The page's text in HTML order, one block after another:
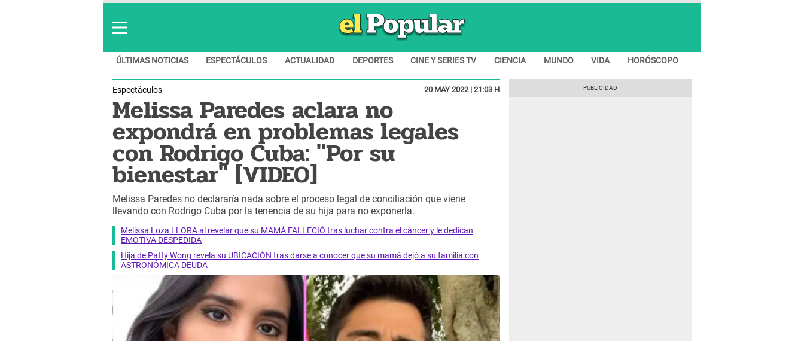
ÚLTIMAS NOTICIAS ESPECTÁCULOS ACTUALIDAD DEPORTES CINE Y SERIES TV CIENCIA MUNDO VIDA HORÓSCOPO
Espectáculos 20 MAY 2022 | 21:03 H
Melissa Paredes aclara no
expondrá en problemas legales
con Rodrigo Cuba: "Por su
bienestar" [VIDEO]
Melissa Paredes no declararía nada sobre el proceso legal de conciliación que viene
llevando con Rodrigo Cuba por la tenencia de su hija para no exponerla.
Melissa Loza LLORA al revelar que su MAMÁ FALLECIÓ tras luchar contra el cáncer y le dedican
EMOTIVA DESPEDIDA
Hija de Patty Wong revela su UBICACIÓN tras darse a conocer que su mamá dejó a su familia con
ASTRONÓMICA DEUDA